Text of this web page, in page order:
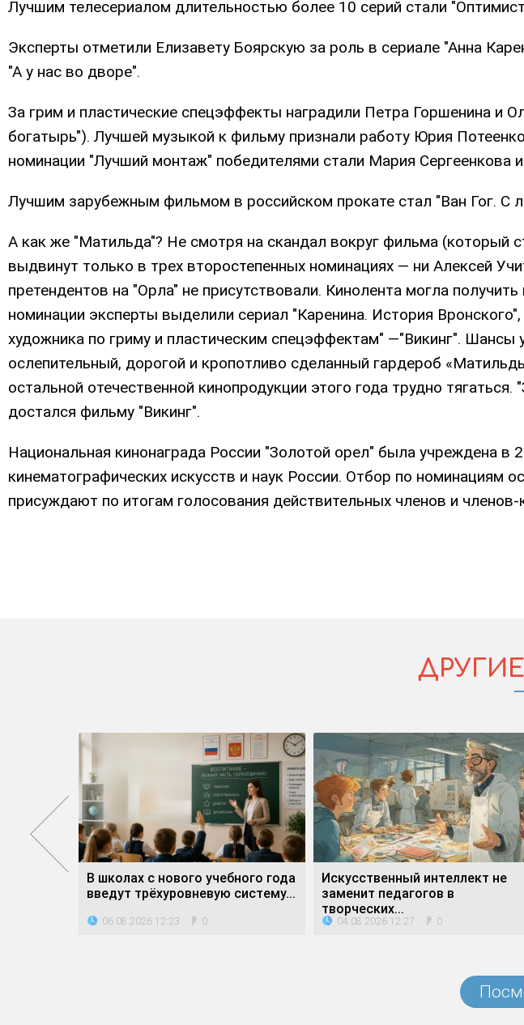
Лучшим телесериалом длительностью более 10 серий стали
Эксперты отметили Елизавету Боярскую за роль в сериале "Анна
"А у нас во дворе".
За грим и пластические спецэффекты наградили Петра Горшенина и
богатырь"). Лучшей музыкой к фильму признали работу Юрия
номинации "Лучший монтаж" победителями стали Мария Сергеенкова
Лучшим зарубежным фильмом в российском прокате стал "Ван Гог. С
А как же "Матильда"? Не смотря на скандал вокруг фильма (который
выдвинут только в трех второстепенных номинациях — ни Алексей
претендентов на "Орла" не присутствовали. Кинолента могла
номинации эксперты выделили сериал "Каренина. История
художника по гриму и пластическим спецэффектам" —"Викинг".
ослепительный, дорогой и кропотливо сделанный гардероб
остальной отечественной кинопродукции этого года трудно
достался фильму "Викинг".
Национальная кинонаграда России "Золотой орел" была учреждена в
кинематографических искусств и наук России. Отбор по номинациям
присуждают по итогам голосования действительных членов и
В школах с нового учебного года
введут трёхуровневую систему...
06.08.2026 12:23 0
Искусственный интеллект не
заменит педагогов в
творческих...
04.08.2026 12:27 0